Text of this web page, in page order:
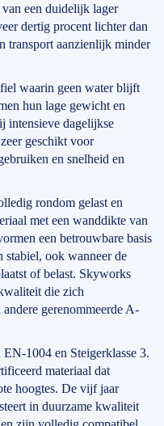
een duidelijk lager
dertig procent lichter dan
transport aanzienlijk minder
waarin geen water blijft
hun lage gewicht en
intensieve dagelijkse
geschikt voor
en snelheid en
rondom gelast en
met een wanddikte van
een betrouwbare basis
ook wanneer de
of belast. Skyworks
die zich
gerenommeerde A-
1004 en Steigerklasse 3.
materiaal dat
hoogtes. De vijf jaar
in duurzame kwaliteit